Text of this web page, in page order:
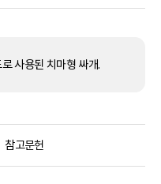
사용된 치마형 싸개.
참고문헌